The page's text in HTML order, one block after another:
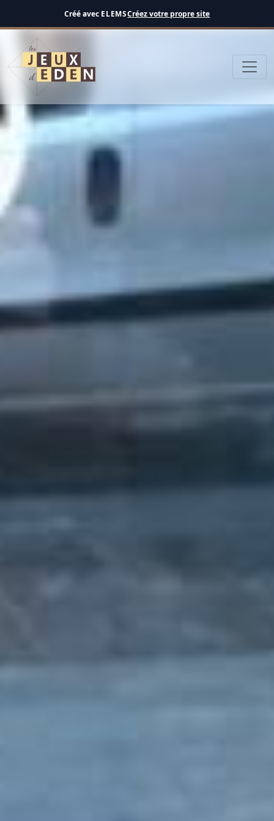
Créé avec ELEMSCréez votre propre site
Français